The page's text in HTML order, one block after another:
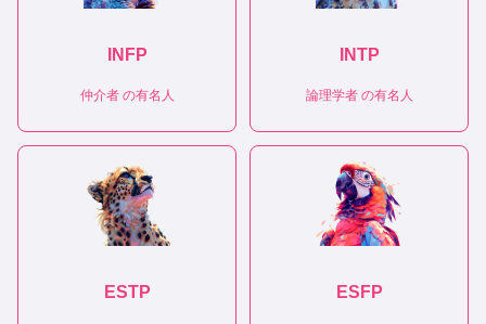
INFP
仲介者の有名人
INTP
論理学者の有名人
ESTP ESFP